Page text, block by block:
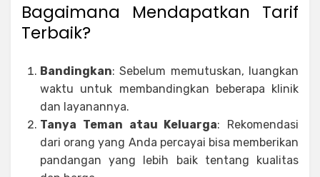
Bagaimana Mendapatkan Tarif
Terbaik?
Bandingkan: Sebelum memutuskan, luangkan
waktu untuk membandingkan beberapa klinik
dan layanannya.
Tanya Teman atau Keluarga: Rekomendasi
dari orang yang Anda percayai bisa memberikan
pandangan yang lebih baik tentang kualitas